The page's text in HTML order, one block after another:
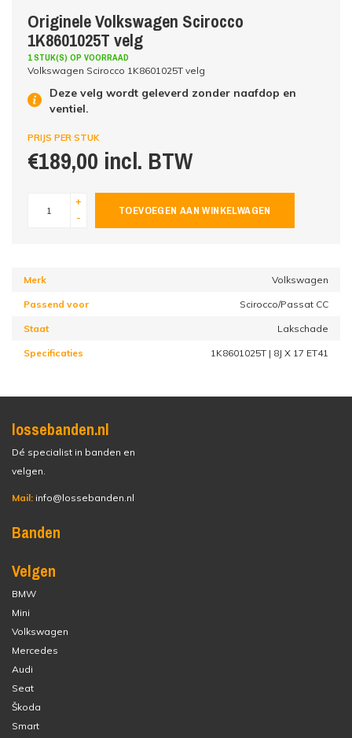
Originele Volkswagen Scirocco
1K8601025T velg
1 STUK(S) OP VOORRAAD
Volkswagen Scirocco 1K8601025T velg
Deze velg wordt geleverd zonder naafdop en
ventiel.
PRIJS PER STUK
€189,00 incl. BTW
+
-
TOEVOEGEN AAN WINKELWAGEN
Merk Volkswagen
Passend voor Scirocco/Passat CC
Staat Lakschade
Specificaties 1K8601025T | 8J X 17 ET41
lossebanden.nl
Dé specialist in banden en
velgen.
Mail: info@lossebanden.nl
Banden
Velgen
BMW
Mini
Volkswagen
Mercedes
Audi
Seat
Škoda
Smart